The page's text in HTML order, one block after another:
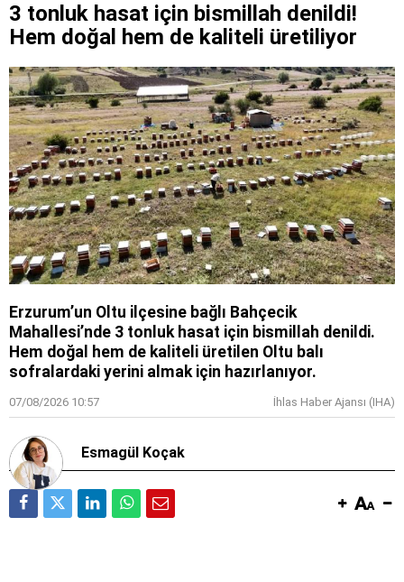
3 tonluk hasat için bismillah denildi!
Hem doğal hem de kaliteli üretiliyor
Erzurum’un Oltu ilçesine bağlı Bahçecik
Mahallesi’nde 3 tonluk hasat için bismillah denildi.
Hem doğal hem de kaliteli üretilen Oltu balı
sofralardaki yerini almak için hazırlanıyor.
07/08/2026 10:57 İhlas Haber Ajansı (IHA)
Esmagül Koçak